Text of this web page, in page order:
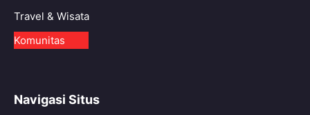
Travel & Wisata
Komunitas
Navigasi Situs